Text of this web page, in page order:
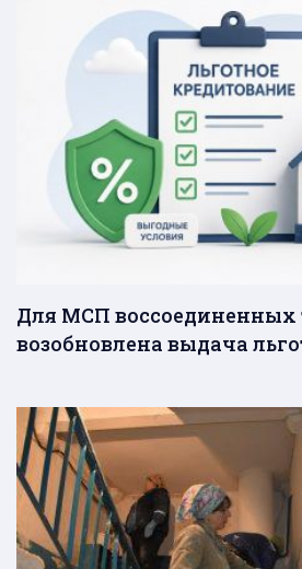
Для МСП воссоединенных
возобновлена выдача